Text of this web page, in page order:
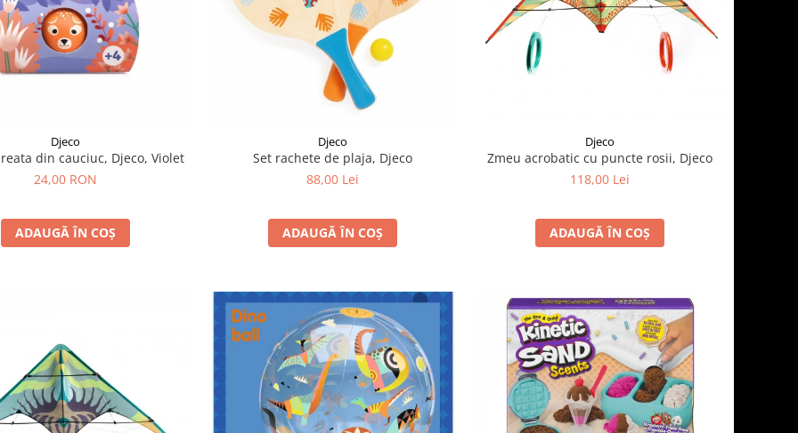
Djeco
din cauciuc, Djeco, Violet
24,00 RON
ADAUGĂ ÎN COȘ
Djeco
Set rachete de plaja, Djeco
88,00 Lei
ADAUGĂ ÎN COȘ
Djeco
Zmeu acrobatic cu puncte rosii, Djeco
118,00 Lei
ADAUGĂ ÎN COȘ